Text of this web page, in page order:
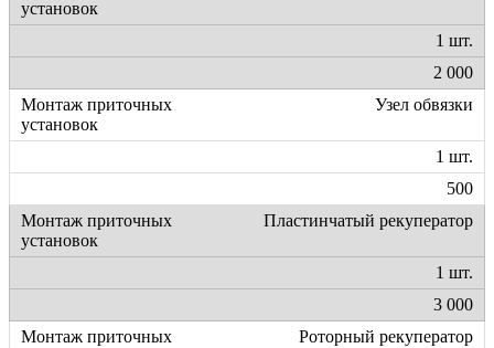
1 шт.
2 000
Узел обвязки
1 шт.
500
Пластинчатый рекуператор
1 шт.
3 000
Роторный рекуператор